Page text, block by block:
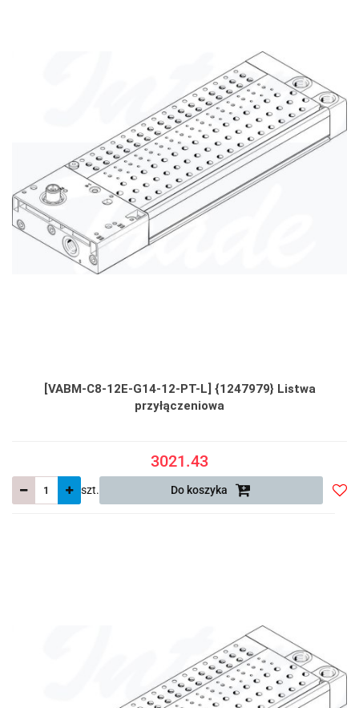
[VABM-C8-12E-G14-12-PT-L] {1247979} Listwa
przyłączeniowa
3021.43
szt. Do koszyka